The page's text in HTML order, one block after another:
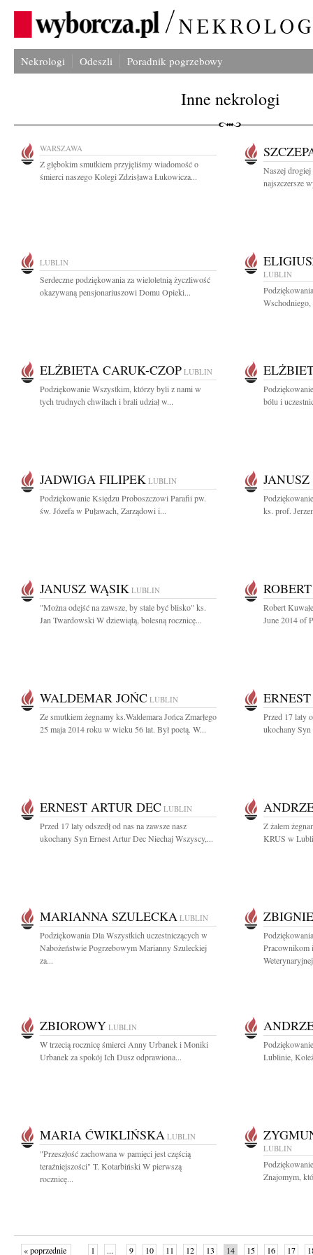
Nekrologi Odeszli Poradnik pogrzebowy
Inne nekrologi
WARSZAWA
Z głębokim smutkiem przyjęliśmy wiadomość o
śmierci naszego Kolegi Zdzisława Łukowicza...
Naszej drogiej
najszczersze
LUBLIN
Serdeczne podziękowania za wieloletnią życzliwość
okazywaną pensjonariuszowi Domu Opieki...
LUBLIN
ELŻBIETA CARUK-CZOP LUBLIN
Podziękowanie Wszystkim, którzy byli z nami w
tych trudnych chwilach i brali udział w...
bólu i
JADWIGA FILIPEK LUBLIN
Podziękowanie Księdzu Proboszczowi Parafii pw.
św. Józefa w Puławach, Zarządowi i...
ks. prof.
JANUSZ WĄSIK LUBLIN
"Można odejść na zawsze, by stale być blisko" ks.
Jan Twardowski W dziewiątą, bolesną rocznicę...
Robert
June 2014 of
WALDEMAR JOŃC LUBLIN
Ze smutkiem żegnamy ks.Waldemara Jońca Zmarłego
25 maja 2014 roku w wieku 56 lat. Był poetą. W...
Przed 17 laty
ukochany
ERNEST ARTUR DEC LUBLIN
Przed 17 laty odszedł od nas na zawsze nasz
ukochany Syn Ernest Artur Dec Niechaj Wszyscy,...
Z żalem
KRUS w
MARIANNA SZULECKA LUBLIN
Podziękowania Dla Wszystkich uczestniczących w
Nabożeństwie Pogrzebowym Marianny Szuleckiej
za...
Pracownikom
ZBIOROWY LUBLIN
W trzecią rocznicę śmierci Anny Urbanek i Moniki
Urbanek za spokój Ich Dusz odprawiona...
Lublinie,
MARIA ĆWIKLIŃSKA LUBLIN
"Przeszłość zachowana w pamięci jest częścią
teraźniejszości" T. Kotarbiński W pierwszą
rocznicę...
LUBLIN
Znajomym,
« poprzednie 1 ... 9 10 11 12 13 14 15 16 17